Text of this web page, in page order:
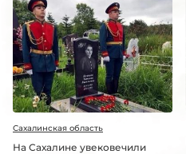
Сахалинская область
На Сахалине увековечили